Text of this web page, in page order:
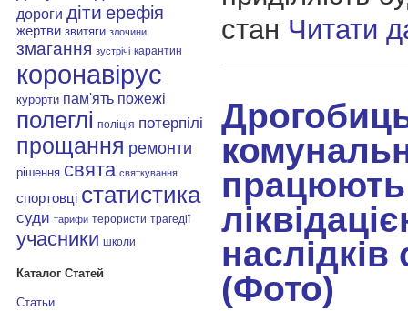
дороги діти ерефія
жертви звитяги злочини
змагання зустрічі карантин
коронавірус
курорти пам'ять пожежі
полеглі поліція потерпілі
прощання ремонти
рішення свята святкування
спортовці статистика
суди тарифи терористи трагедії
учасники школи
Каталог Статей
Статьи
стан Читати
наслідків
(Фото)